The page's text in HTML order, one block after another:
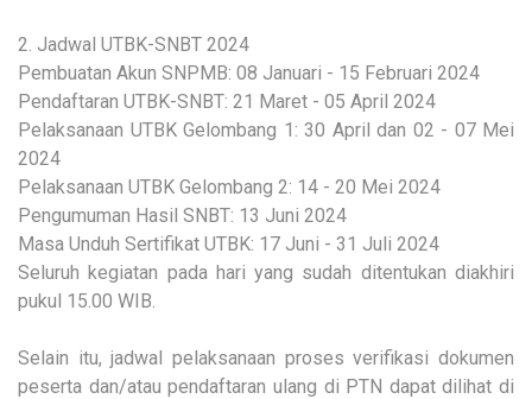
2. Jadwal UTBK-SNBT 2024
Pembuatan Akun SNPMB: 08 Januari - 15 Februari 2024
Pendaftaran UTBK-SNBT: 21 Maret - 05 April 2024
Pelaksanaan UTBK Gelombang 1: 30 April dan 02 - 07 Mei
2024
Pelaksanaan UTBK Gelombang 2: 14 - 20 Mei 2024
Pengumuman Hasil SNBT: 13 Juni 2024
Masa Unduh Sertifikat UTBK: 17 Juni - 31 Juli 2024
Seluruh kegiatan pada hari yang sudah ditentukan diakhiri
pukul 15.00 WIB.
Selain itu, jadwal pelaksanaan proses verifikasi dokumen
peserta dan/atau pendaftaran ulang di PTN dapat dilihat di